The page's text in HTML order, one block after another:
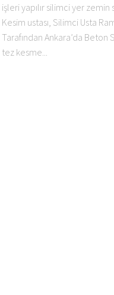
işleri yapılır silimci yer zemin
Kesim ustası, Silimci Usta
Tarafından Ankara’da
tez kesme...